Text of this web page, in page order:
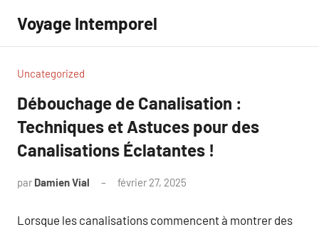
contenu
Voyage Intemporel
Uncategorized
Débouchage de Canalisation :
Techniques et Astuces pour des
Canalisations Éclatantes !
par Damien Vial février 27, 2025
Lorsque les canalisations commencent à montrer des